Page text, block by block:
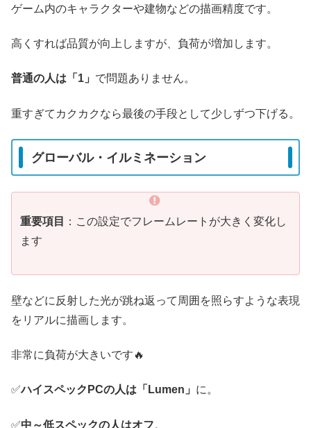
ゲーム内のキャラクターや建物などの描画精度です。
高くすれば品質が向上しますが、負荷が増加します。
普通の人は「1」 で問題ありません。
重すぎてカクカクなら最後の手段として少しずつ下げる。
グローバル・イルミネーション
重要項目
：この設定でフレームレートが大きく変化し
ます
壁などに反射した光が跳ね返って周囲を照らすような表現
をリアルに描画します。
非常に負荷が大きいです🔥
✅️ハイスペックPCの人は「Lumen」 に。
✅️中～低スペックの人はオフ。